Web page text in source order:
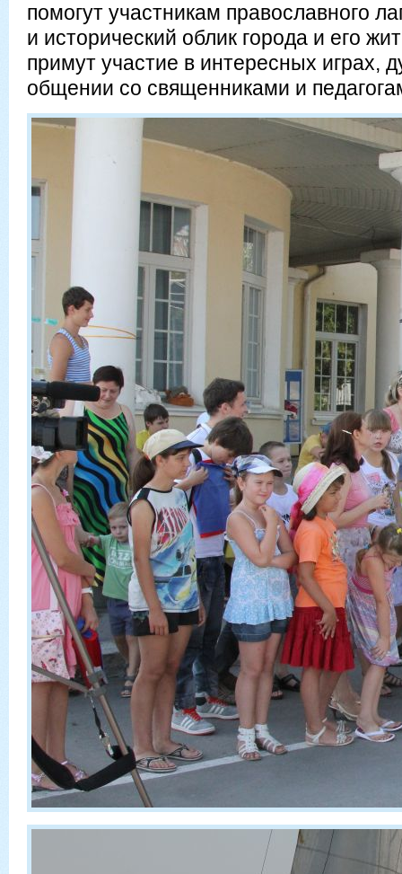
помогут участникам православного
и исторический облик города и его
примут участие в интересных играх,
общении со священниками и